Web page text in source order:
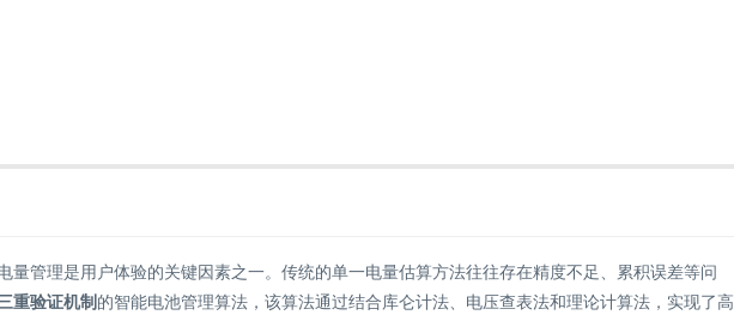
量管理是用户体验的关键因素之一。传统的单一电量估算方法往往存在精度不足、累积误差等问
重验证机制的智能电池管理算法，该算法通过结合库仑计法、电压查表法和理论计算法，实现了高